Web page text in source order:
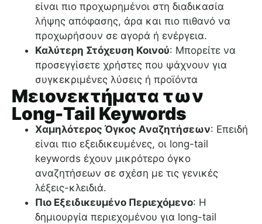
είναι πιο προχωρημένοι στη διαδικασία
λήψης απόφασης, άρα και πιο πιθανό να
προχωρήσουν σε αγορά ή ενέργεια.
Καλύτερη Στόχευση Κοινού: Μπορείτε να
προσεγγίσετε χρήστες που ψάχνουν για
συγκεκριμένες λύσεις ή προϊόντα
Μειονεκτήματα των
Long-Tail Keywords
Χαμηλότερος Όγκος Αναζητήσεων: Επειδή
είναι πιο εξειδικευμένες, οι long-tail
keywords έχουν μικρότερο όγκο
αναζητήσεων σε σχέση με τις γενικές
λέξεις-κλειδιά.
Πιο Εξειδικευμένο Περιεχόμενο: Η
δημιουργία περιεχομένου για long-tail